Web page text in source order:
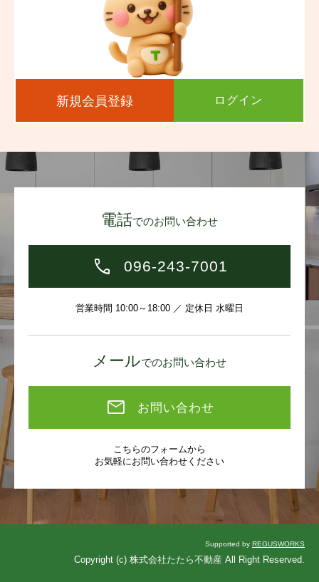
新規会員登録 ログイン
電話でのお問い合わせ
096-243-7001
営業時間 10:00～18:00 ／ 定休日 水曜日
メールでのお問い合わせ
お問い合わせ
こちらのフォームから
お気軽にお問い合わせください
Supported by REGUSWORKS
Copyright (c) 株式会社たたら不動産 All Right Reserved.